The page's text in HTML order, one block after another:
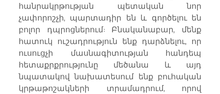
հանրակրթության պետական նոր
չափորոշչի, պարտադիր են և գործելու են
բոլոր դպրոցներում: Բնականաբար, մենք
հատուկ ուշադրություն ենք դարձնելու, որ
ուսուցչի մասնագիտության հանդեպ
հետաքրքրությունը մեծանա և այդ
նպատակով նախատեսում ենք բուհական
կրթաթոշակների տրամադրում, որով